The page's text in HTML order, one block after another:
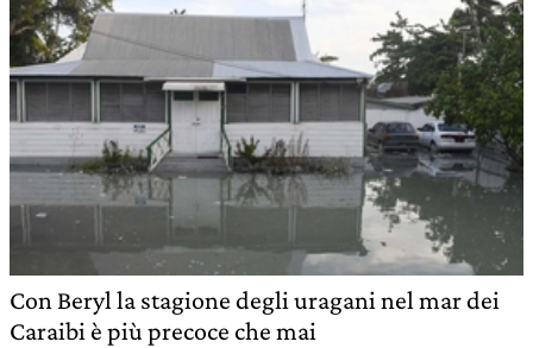
Con Beryl la stagione degli uragani nel mar dei
Caraibi è più precoce che mai